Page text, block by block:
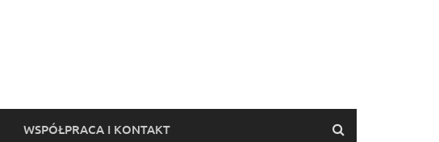
WSPÓŁPRACA I KONTAKT